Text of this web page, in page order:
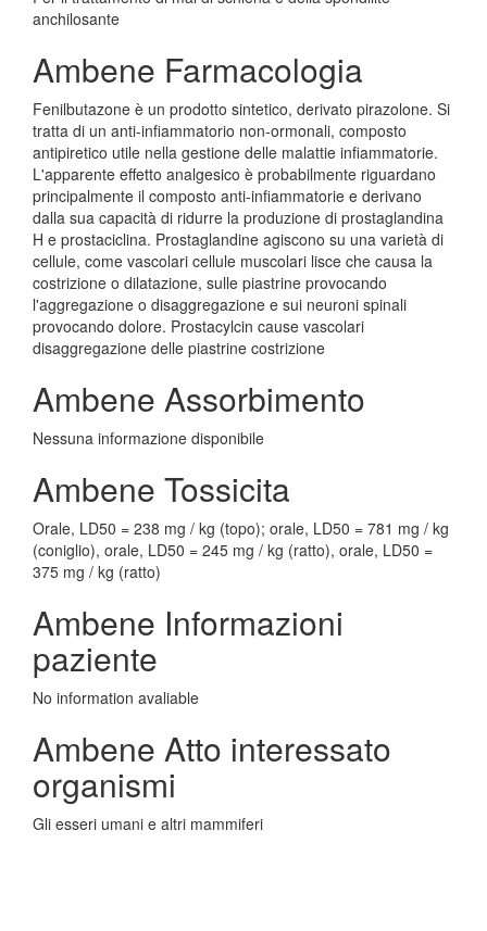
anchilosante
Ambene Farmacologia
Fenilbutazone è un prodotto sintetico, derivato pirazolone. Si
tratta di un anti-infiammatorio non-ormonali, composto
antipiretico utile nella gestione delle malattie infiammatorie.
L'apparente effetto analgesico è probabilmente riguardano
principalmente il composto anti-infiammatorie e derivano
dalla sua capacità di ridurre la produzione di prostaglandina
H e prostaciclina. Prostaglandine agiscono su una varietà di
cellule, come vascolari cellule muscolari lisce che causa la
costrizione o dilatazione, sulle piastrine provocando
l'aggregazione o disaggregazione e sui neuroni spinali
provocando dolore. Prostacylcin cause vascolari
disaggregazione delle piastrine costrizione
Ambene Assorbimento
Nessuna informazione disponibile
Ambene Tossicita
Orale, LD50 = 238 mg / kg (topo); orale, LD50 = 781 mg / kg
(coniglio), orale, LD50 = 245 mg / kg (ratto), orale, LD50 =
375 mg / kg (ratto)
Ambene Informazioni
paziente
No information avaliable
Ambene Atto interessato
organismi
Gli esseri umani e altri mammiferi